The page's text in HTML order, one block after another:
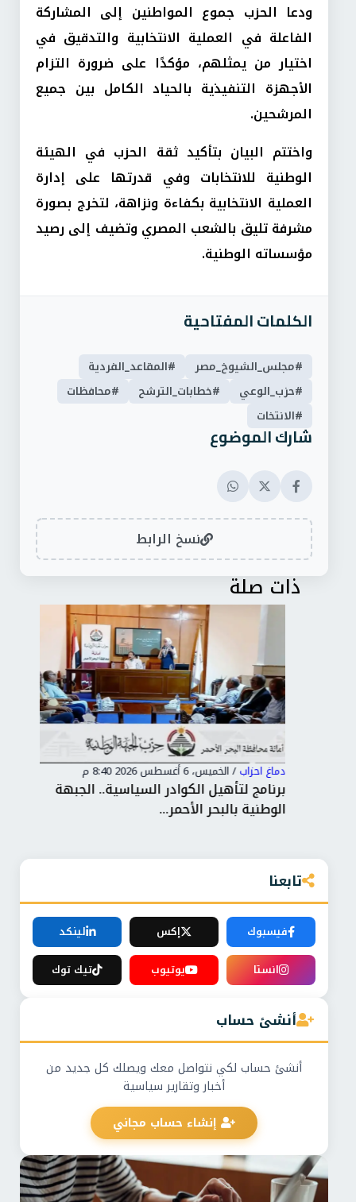
ودعا الحزب جموع المواطنين إلى المشاركة
الفاعلة في العملية الانتخابية والتدقيق في
اختيار من يمثلهم، مؤكدًا على ضرورة التزام
الأجهزة التنفيذية بالحياد الكامل بين جميع
المرشحين.
واختتم البيان بتأكيد ثقة الحزب في الهيئة
الوطنية للانتخابات وفي قدرتها على إدارة
العملية الانتخابية بكفاءة ونزاهة، لتخرج بصورة
مشرفة تليق بالشعب المصري وتضيف إلى رصيد
مؤسساته الوطنية.
الكلمات المفتاحية
#مجلس_الشيوخ_مصر
#المقاعد_الفردية
#حزب_الوعي
#خطابات_الترشح
#محافظات
#الانتخات
شارك الموضوع
نسخ الرابط
ذات صلة
دماغ احزاب/الخميس، 6 أغسطس 2026 8:40 م
برنامج لتأهيل الكوادر السياسية.. الجبهة
الوطنية بالبحر الأحمر...
تابعنا
فيسبوك إكس
لينكد
انستا
يوتيوب تيك توك
أنشئ حساب
أنشئ حساب لكي نتواصل معك ويصلك كل جديد من
أخبار وتقارير سياسية
إنشاء حساب مجاني